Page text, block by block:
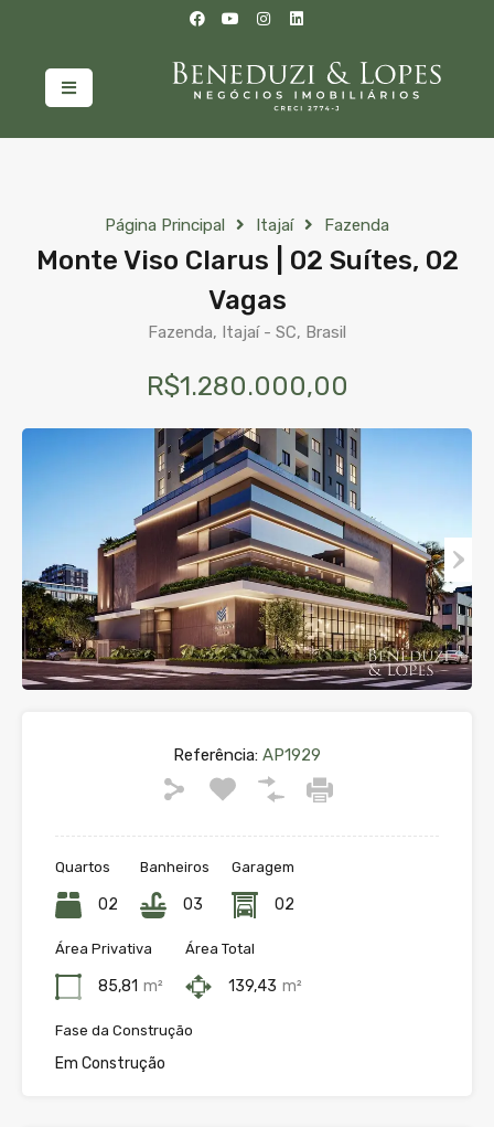
Página Principal Itajaí Fazenda
Monte Viso Clarus | 02 Suítes, 02
Vagas
Fazenda, Itajaí - SC, Brasil
R$1.280.000,00
Referência: AP1929
Quartos
02
Banheiros
03
Garagem
02
Área Privativa
85,81 m²
Área Total
139,43 m²
Fase da Construção
Em Construção